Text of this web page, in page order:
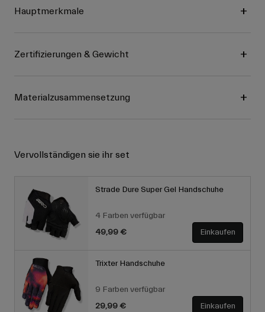
Hauptmerkmale
Zertifizierungen & Gewicht
Materialzusammensetzung
Vervollständigen sie ihr set
Strade Dure Super Gel Handschuhe
4 Farben verfügbar
49,99 €
Einkaufen
Trixter Handschuhe
9 Farben verfügbar
29,99 €
Einkaufen